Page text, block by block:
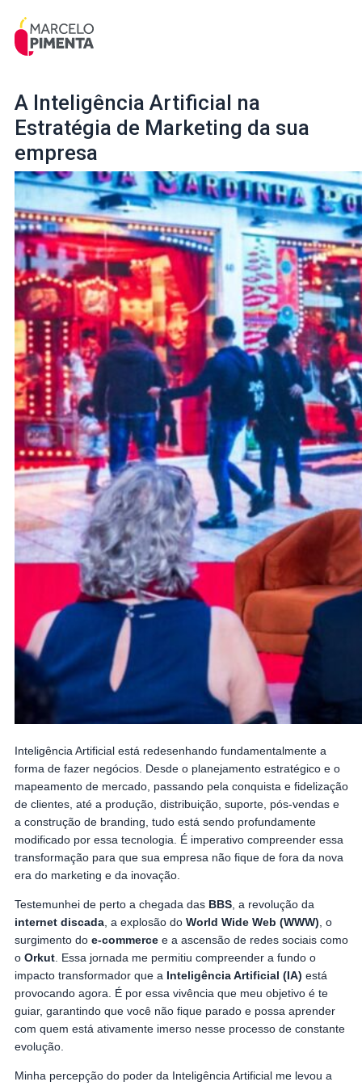
A Inteligência Artificial na
Estratégia de Marketing da sua
empresa
Inteligência Artificial está redesenhando fundamentalmente a
forma de fazer negócios. Desde o planejamento estratégico e o
mapeamento de mercado, passando pela conquista e fidelização
de clientes, até a produção, distribuição, suporte, pós-vendas e
a construção de branding, tudo está sendo profundamente
modificado por essa tecnologia. É imperativo compreender essa
transformação para que sua empresa não fique de fora da nova
era do marketing e da inovação.
Testemunhei de perto a chegada das BBS, a revolução da
internet discada, a explosão do World Wide Web (WWW) , o
surgimento do e-commercee a ascensão de redes sociais como
o Orkut. Essa jornada me permitiu compreender a fundo o
impacto transformador que a Inteligência Artificial (IA) está
provocando agora. É por essa vivência que meu objetivo é te
guiar, garantindo que você não fique parado e possa aprender
com quem está ativamente imerso nesse processo de constante
evolução.
Minha percepção do poder da Inteligência Artificial me levou a